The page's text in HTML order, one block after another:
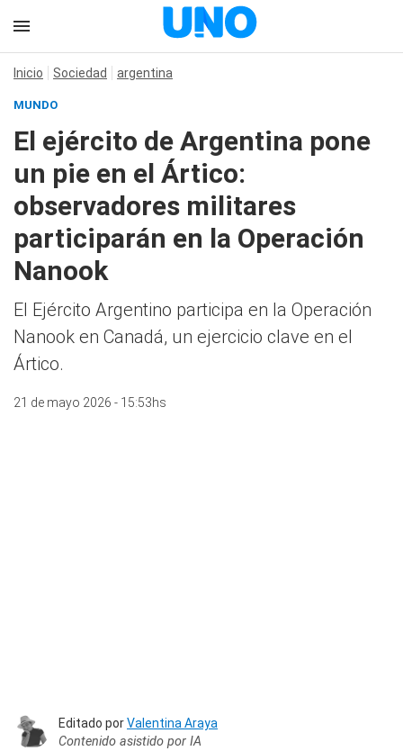
Inicio Sociedad argentina
MUNDO
El ejército de Argentina pone
un pie en el Ártico:
observadores militares
participarán en la Operación
Nanook
El Ejército Argentino participa en la Operación
Nanook en Canadá, un ejercicio clave en el
Ártico.
21 de mayo 2026 - 15:53hs
Editado porValentina Araya
Contenido asistido por IA